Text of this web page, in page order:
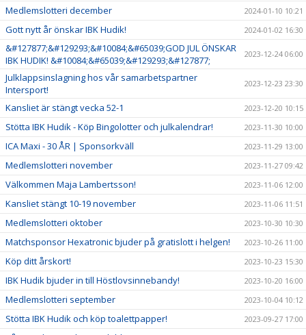
Medlemslotteri december 2024-01-10 10:21
Gott nytt år önskar IBK Hudik! 2024-01-02 16:30
&#127877;&#129293;&#10084;&#65039;GOD JUL ÖNSKAR
IBK HUDIK! &#10084;&#65039;&#129293;&#127877;
2023-12-24 06:00
Julklappsinslagning hos vår samarbetspartner
Intersport!
2023-12-23 23:30
Kansliet är stängt vecka 52-1 2023-12-20 10:15
Stötta IBK Hudik - Köp Bingolotter och julkalendrar! 2023-11-30 10:00
ICA Maxi - 30 ÅR | Sponsorkväll 2023-11-29 13:00
Medlemslotteri november 2023-11-27 09:42
Välkommen Maja Lambertsson! 2023-11-06 12:00
Kansliet stängt 10-19 november 2023-11-06 11:51
Medlemslotteri oktober 2023-10-30 10:30
Matchsponsor Hexatronic bjuder på gratislott i helgen! 2023-10-26 11:00
Köp ditt årskort! 2023-10-23 15:30
IBK Hudik bjuder in till Höstlovsinnebandy! 2023-10-20 16:00
Medlemslotteri september 2023-10-04 10:12
Stötta IBK Hudik och köp toalettpapper! 2023-09-27 17:00